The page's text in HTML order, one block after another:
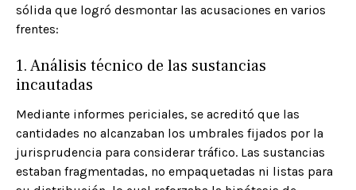
sólida que logró desmontar las acusaciones en varios
frentes:
1. Análisis técnico de las sustancias
incautadas
Mediante informes periciales, se acreditó que las
cantidades no alcanzaban los umbrales fijados por la
jurisprudencia para considerar tráfico. Las sustancias
estaban fragmentadas, no empaquetadas ni listas para